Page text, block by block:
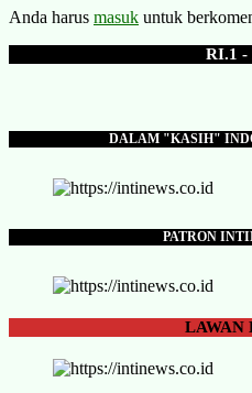
Anda harus masuk untuk
RI.1 -
DALAM "KASIH"
PATRON
LAWAN